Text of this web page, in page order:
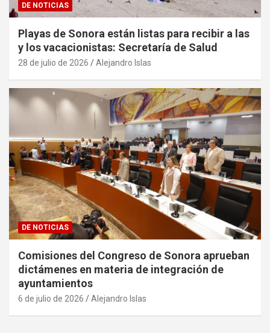
DE NOTICIAS
Playas de Sonora están listas para recibir a las
y los vacacionistas: Secretaría de Salud
28 de julio de 2026 Alejandro Islas
DE NOTICIAS
Comisiones del Congreso de Sonora aprueban
dictámenes en materia de integración de
ayuntamientos
6 de julio de 2026 Alejandro Islas